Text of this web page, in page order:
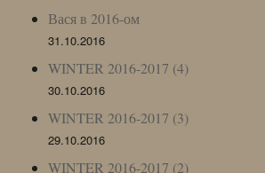
Вася в 2016-ом
31.10.2016
WINTER 2016-2017 (4)
30.10.2016
WINTER 2016-2017 (3)
29.10.2016
WINTER 2016-2017 (2)